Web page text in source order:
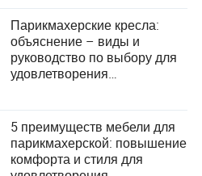
Парикмахерские кресла:
объяснение – виды и
руководство по выбору для
удовлетворения
салона
5 преимуществ мебели для
парикмахерской: повышение
комфорта и стиля для